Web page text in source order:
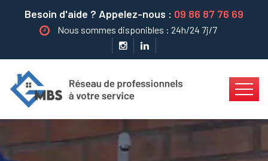
Besoin d'aide ? Appelez-nous : 09 86 87 76 69
Nous sommes disponibles : 24h/24 7j/7